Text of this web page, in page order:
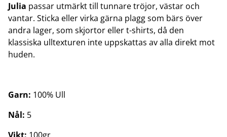
Julia passar utmärkt till tunnare tröjor, västar och
vantar. Sticka eller virka gärna plagg som bärs över
andra lager, som skjortor eller t-shirts, då den
klassiska ulltexturen inte uppskattas av alla direkt mot
huden.
Garn: 100% Ull
Nål: 5